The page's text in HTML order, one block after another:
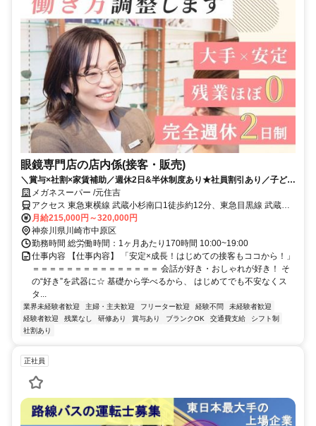
眼鏡専門店の店内係(接客・販売)
＼賞与×社割×家賃補助／週休2日&半休制度あり★社員割引あり／子ども
にも手当あり♪
メガネスーパー /元住吉
アクセス 東急東横線 武蔵小杉南口1徒歩約12分、東急目黒線 武蔵小
杉南口1徒歩約12分、ＪＲ南武線 武蔵小杉西口徒歩約13分
月給215,000円～320,000円
神奈川県川崎市中原区
勤務時間 総労働時間：1ヶ月あたり170時間 10:00~19:00
仕事内容 【仕事内容】 「安定×成長！はじめての接客もココから！」
＝＝＝＝＝＝＝＝＝＝＝＝＝＝＝ 会話が好き・おしゃれが好き！ そ
の“好き”を武器に☆ 基礎から学べるから、 はじめてでも不安なくス
タ...
業界未経験者歓迎 主婦・主夫歓迎 フリーター歓迎 経験不問
未経験者歓迎
経験者歓迎
残業なし 研修あり 賞与あり ブランクOK 交通費支給
シフト制
社割あり
正社員